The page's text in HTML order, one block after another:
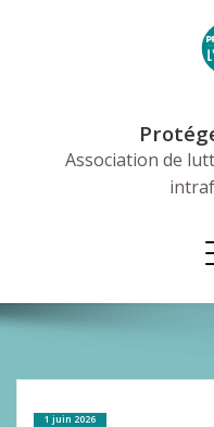
Association de
1 juin 2026